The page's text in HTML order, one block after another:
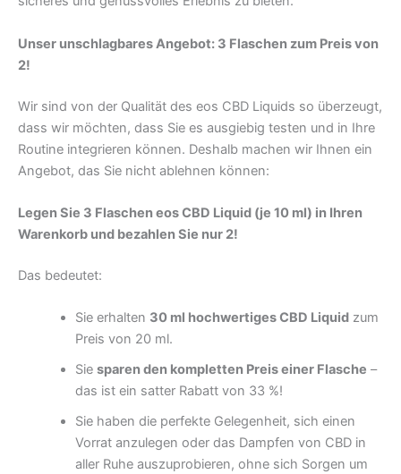
Unser unschlagbares Angebot: 3 Flaschen zum Preis von
2!
Wir sind von der Qualität des eos CBD Liquids so überzeugt,
dass wir möchten, dass Sie es ausgiebig testen und in Ihre
Routine integrieren können. Deshalb machen wir Ihnen ein
Angebot, das Sie nicht ablehnen können:
Legen Sie 3 Flaschen eos CBD Liquid (je 10 ml) in Ihren
Warenkorb und bezahlen Sie nur 2!
Das bedeutet:
Sie erhalten 30 ml hochwertiges CBD Liquidzum
Preis von 20 ml.
Sie sparen den kompletten Preis einer Flasche –
das ist ein satter Rabatt von 33 %!
Sie haben die perfekte Gelegenheit, sich einen
Vorrat anzulegen oder das Dampfen von CBD in
aller Ruhe auszuprobieren, ohne sich Sorgen um